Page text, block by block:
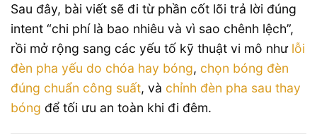
Sau đây, bài viết sẽ đi từ phần cốt lõi trả lời đúng
intent “chi phí là bao nhiêu và vì sao chênh lệch”,
rồi mở rộng sang các yếu tố kỹ thuật vi mô như lỗi
đèn pha yếu do chóa hay bóng, chọn bóng đèn
đúng chuẩn công suất, và chỉnh đèn pha sau thay
bóng để tối ưu an toàn khi đi đêm.